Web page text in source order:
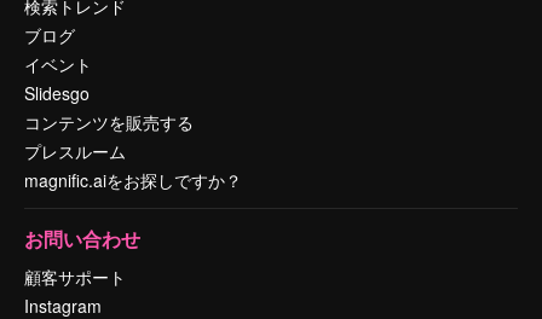
検索トレンド
ブログ
イベント
Slidesgo
コンテンツを販売する
プレスルーム
magnific.aiをお探しですか？
お問い合わせ
顧客サポート
Instagram